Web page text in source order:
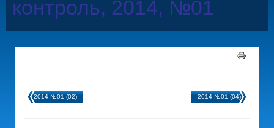
контроль, 2014, №01
2014 №01 (02) 2014 №01 (04)